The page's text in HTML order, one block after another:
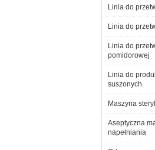
Linia do
Linia do
Linia do
pomidorowej
Linia do
suszonych
Maszyna
Aseptyczna
napełniania